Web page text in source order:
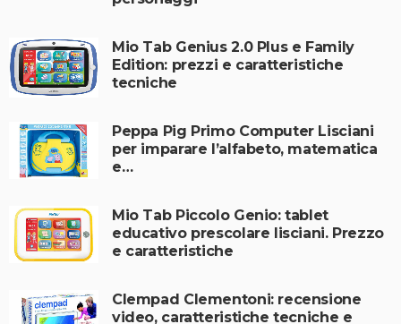
Mio Tab Genius 2.0 Plus e Family
Edition: prezzi e caratteristiche
tecniche
Peppa Pig Primo Computer Lisciani
per imparare l’alfabeto, matematica
e…
Mio Tab Piccolo Genio: tablet
educativo prescolare lisciani. Prezzo
e caratteristiche
Clempad Clementoni: recensione
video, caratteristiche tecniche e